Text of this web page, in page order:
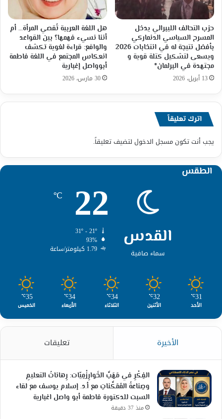
حزب التحالف الليبرالي يدخل
المسرح السياسي الدنماركي
بأفضل نتيجة له في انتخابات 2026
ويسعى لتشكيل كتلة قوية و
مجتهدة في البرلمان*
13 أبريل، 2026
هل اللغة العربية تُقصي المرأة… أم
أننا نسيء فهمها؟ بين القواعد
والواقع: قراءة لغوية تكشف
انعكاس المجتمع في اللغة فاطمة
أبوواصل إغبارية
30 مارس، 2026
اترك تعليقاً
يجب أنت تكونمسجل الدخول لتضيف تعليقاً.
الطقس
القدس
سماء صافية
22
℃
93%
1.79 كيلومتر/ساعة
31
℃
الأحد
32
℃
الأثنين
34
℃
الثلاثاء
34
℃
الأربعاء
35
℃
الخميس
الأخيرة تعليقات
الفِكْرِ في مَهَبِّ الخَوارِزْمِيّات: رِهاناتُ التعليمِ
وصِناعةُ المُمَكِّناتِ مع أ.د. إسلام يوسف مع لقاء
السبت للدكتورة فاطمة أبو واصل اغبارية
منذ 37 دقيقة